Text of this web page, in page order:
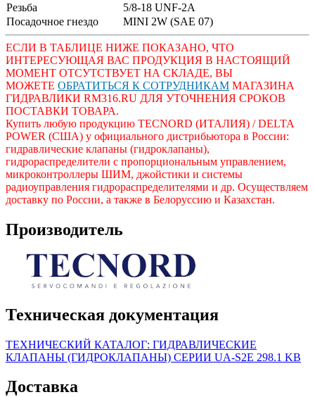
Резьба
5/8-18 UNF-2A
Посадочное гнездо
MINI 2W (SAE 07)
ЕСЛИ В ТАБЛИЦЕ НИЖЕ ПОКАЗАНО, ЧТО
ИНТЕРЕСУЮЩАЯ ВАС ПРОДУКЦИЯ В НАСТОЯЩИЙ
МОМЕНТ ОТСУТСТВУЕТ НА СКЛАДЕ, ВЫ
МОЖЕТЕ ОБРАТИТЬСЯ К СОТРУДНИКАМ МАГАЗИНА
ГИДРАВЛИКИ RM316.RU ДЛЯ УТОЧНЕНИЯ СРОКОВ
ПОСТАВКИ ТОВАРА.
Купить любую продукцию TECNORD (ИТАЛИЯ) / DELTA
POWER (США) у официального дистрибьютора в России:
гидравлические клапаны (гидроклапаны),
гидрораспределители с пропорциональным управлением,
микроконтроллеры ШИМ, джойстики и системы
радиоуправления гидрораспределителями и др. Осуществляем
доставку по России, а также в Белоруссию и Казахстан.
Производитель
Техническая документация
ТЕХНИЧЕСКИЙ КАТАЛОГ: ГИДРАВЛИЧЕСКИЕ
КЛАПАНЫ (ГИДРОКЛАПАНЫ) СЕРИИ UA-S2E 298.1 KB
Доставка